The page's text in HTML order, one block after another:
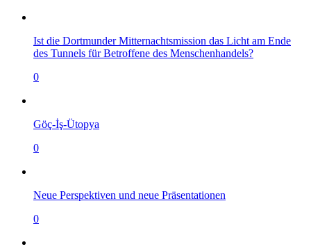
Ist die Dortmunder Mitternachtsmission das Licht am Ende
des Tunnels für Betroffene des Menschenhandels?
0
Göç-İş-Ütopya
0
Neue Perspektiven und neue Präsentationen
0